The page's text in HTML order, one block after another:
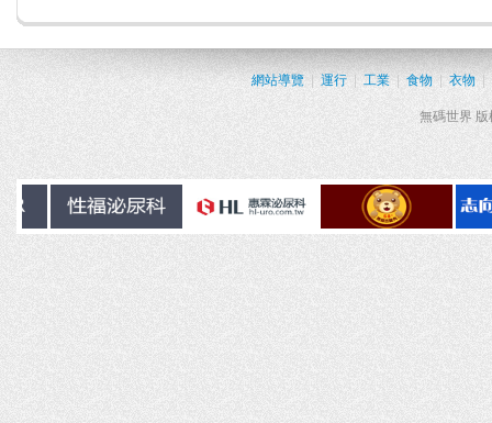
網站導覽 運行 工業 | 食物 衣物 |
無碼世界